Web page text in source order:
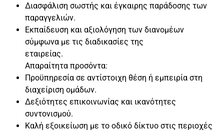
Διασφάλιση σωστής και έγκαιρης παράδοσης των
παραγγελιών.
Εκπαίδευση και αξιολόγηση των διανομέων
σύμφωνα με τις διαδικασίες της
εταιρείας.
Απαραίτητα προσόντα:
Προϋπηρεσία σε αντίστοιχη θέση ή εμπειρία στη
διαχείριση ομάδων.
Δεξιότητες επικοινωνίας και ικανότητες
συντονισμού.
Καλή εξοικείωση με το οδικό δίκτυο στις περιοχές